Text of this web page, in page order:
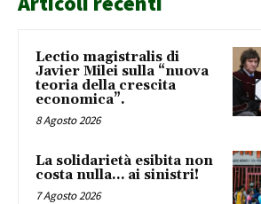
Lectio magistralis di
Javier Milei sulla “nuova
teoria della crescita
economica”.
8 Agosto 2026
La solidarietà esibita non
costa nulla… ai sinistri!
7 Agosto 2026